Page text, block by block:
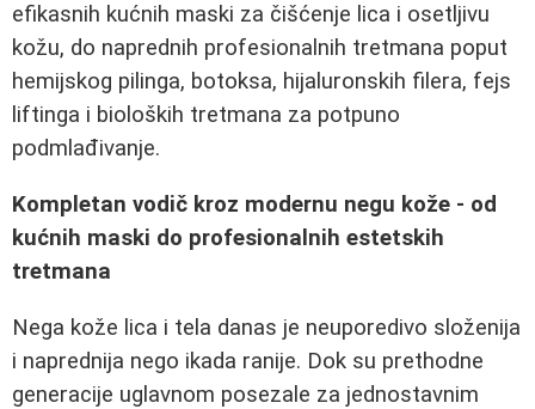
efikasnih kućnih maski za čišćenje lica i osetljivu
kožu, do naprednih profesionalnih tretmana poput
hemijskog pilinga, botoksa, hijaluronskih filera, fejs
liftinga i bioloških tretmana za potpuno
podmlađivanje.
Kompletan vodič kroz modernu negu kože - od
kućnih maski do profesionalnih estetskih
tretmana
Nega kože lica i tela danas je neuporedivo složenija
i naprednija nego ikada ranije. Dok su prethodne
generacije uglavnom posezale za jednostavnim